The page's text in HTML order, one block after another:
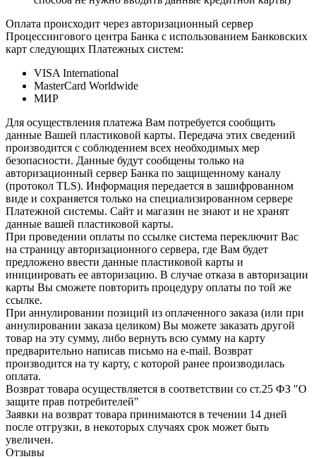
Оплата происходит через авторизационный сервер
Процессингового центра Банка с использованием Банковских
карт следующих Платежных систем:
VISA International
MasterCard Worldwide
МИР
Для осуществления платежа Вам потребуется сообщить
данные Вашей пластиковой карты. Передача этих сведений
производится с соблюдением всех необходимых мер
безопасности. Данные будут сообщены только на
авторизационный сервер Банка по защищенному каналу
(протокол TLS). Информация передается в зашифрованном
виде и сохраняется только на специализированном сервере
Платежной системы. Сайт и магазин не знают и не хранят
данные вашей пластиковой карты.
При проведении оплаты по ссылке система переключит Вас
на страницу авторизационного сервера, где Вам будет
предложено ввести данные пластиковой карты и
инициировать ее авторизацию. В случае отказа в авторизации
карты Вы сможете повторить процедуру оплаты по той же
ссылке.
При аннулировании позиций из оплаченного заказа (или при
аннулировании заказа целиком) Вы можете заказать другой
товар на эту сумму, либо вернуть всю сумму на карту
предварительно написав письмо на e-mail. Возврат
производится на ту карту, с которой ранее производилась
оплата.
Возврат товара осуществляется в соответствии со ст.25 ФЗ "О
защите прав потребителей"
Заявки на возврат товара принимаются в течении 14 дней
после отгрузки, в некоторых случаях срок может быть
увеличен.
Отзывы